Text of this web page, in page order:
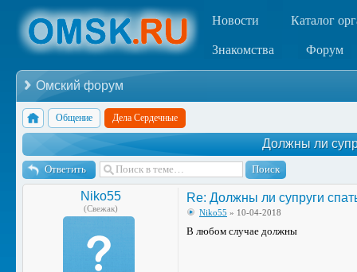
Новости Каталог
Знакомства Форум
Омский форум
Общение Дела Сердечные
Должны ли
Ответить
Niko55
(Свежак)
Re: Должны ли супруги
Niko55 » 10-04-2018
В любом случае должны